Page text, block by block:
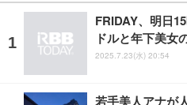
FRIDAY、明日
ドルと年下美女
2025.7.23(水) 20:54
若手美人アナが